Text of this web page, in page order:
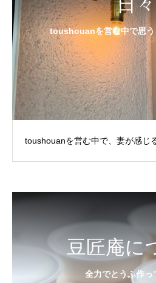
toushouanを営む中で思う
toushouanを営む中で、妻が感じ
豆匠庵に
全力でとうふ作っ